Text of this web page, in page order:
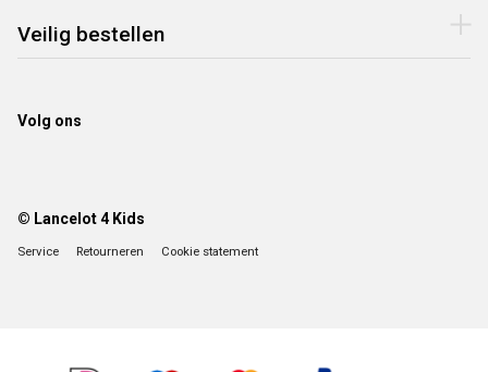
Veilig bestellen
Volg ons
© Lancelot 4 Kids
Service Retourneren Cookie statement